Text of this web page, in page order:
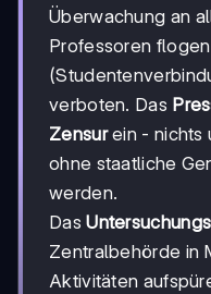
Überwachung an
Professoren
verboten. Das
Zensurein - nichts
ohne staatliche
werden.
Das
Zentralbehörde in
Aktivitäten